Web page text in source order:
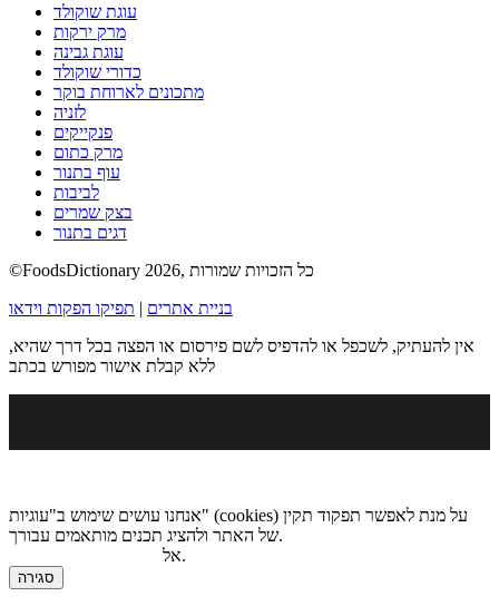
עוגת שוקולד
מרק ירקות
עוגת גבינה
כדורי שוקולד
מתכונים לארוחת בוקר
לזניה
פנקייקים
מרק כתום
עוף בתנור
לביבות
בצק שמרים
דגים בתנור
©FoodsDictionary 2026, כל הזכויות שמורות
בניית אתרים | תפיקו הפקות וידאו
אין להעתיק, לשכפל או להדפיס לשם פירסום או הפצה בכל דרך שהיא,
ללא קבלת אישור מפורש בכתב
אנחנו עושים שימוש ב"עוגיות" (cookies) על מנת לאפשר תפקוד תקין
של האתר ולהציג תכנים מותאמים עבורך.
אל.
סגירה